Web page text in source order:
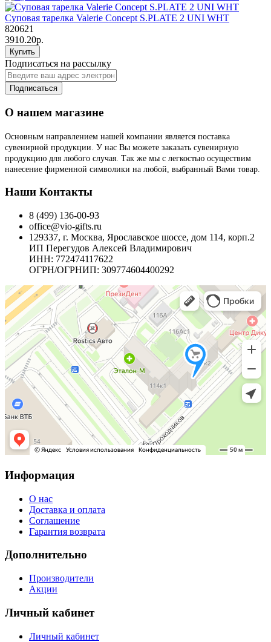
Суповая тарелка Valerie Concept S.PLATE 2 UNI WHT
820621
3910.20р.
Купить
Подписаться на рассылку
Подписаться
О нашем магазине
Основным направлением нашей компании является поставка
сувенирной продукции. У нас Вы можете заказать сувенирную
продукцию для любого случая. Так же мы с легкостью осуществим
нанесение фирменной символики на любой, выбранный Вами товар.
Наши Контакты
8 (499) 136-00-93
office@vio-gifts.ru
129337, г. Москва, Ярославское шоссе, дом 114, корп.2
ИП Перегудов Алексей Владимирович
ИНН: 772474117622
ОГРН/ОГРНИП: 309774604400292
Информация
О нас
Доставка и оплата
Соглашение
Гарантия возврата
Дополнительно
Производители
Акции
Личный кабинет
Личный кабинет